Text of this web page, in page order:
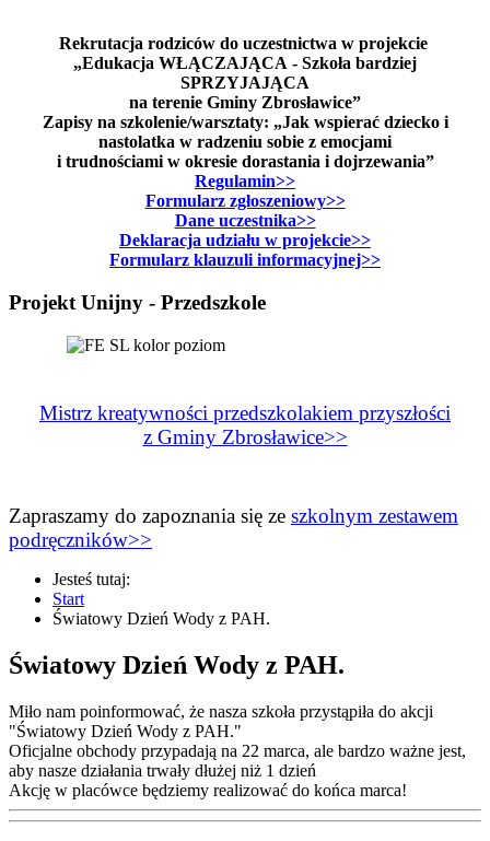
Rekrutacja rodziców do uczestnictwa w projekcie
„Edukacja WŁĄCZAJĄCA - Szkoła bardziej
SPRZYJAJĄCA
na terenie Gminy Zbrosławice”
Zapisy na szkolenie/warsztaty: „Jak wspierać dziecko i
nastolatka w radzeniu sobie z emocjami
i trudnościami w okresie dorastania i dojrzewania”
Regulamin>>
Formularz zgłoszeniowy>>
Dane uczestnika>>
Deklaracja udziału w projekcie>>
Formularz klauzuli informacyjnej>>
Projekt Unijny - Przedszkole
Mistrz kreatywności przedszkolakiem przyszłości
z Gminy Zbrosławice>>
Zapraszamy do zapoznania się ze szkolnym zestawem
podręczników>>
Jesteś tutaj:
Start
Światowy Dzień Wody z PAH.
Światowy Dzień Wody z PAH.
Miło nam poinformować, że nasza szkoła przystąpiła do akcji
"Światowy Dzień Wody z PAH."
Oficjalne obchody przypadają na 22 marca, ale bardzo ważne jest,
aby nasze działania trwały dłużej niż 1 dzień
Akcję w placówce będziemy realizować do końca marca!